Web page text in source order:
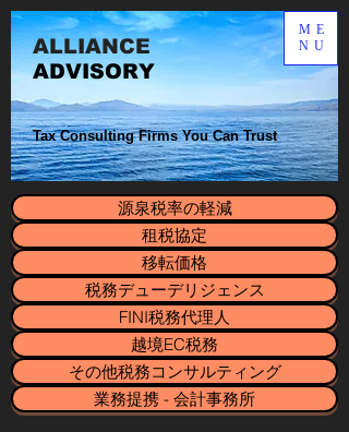
Tax Consulting Firms You Can Trust
ME
NU
ALLIANCE​
ADVISORY
源泉税率の軽減
租税協定
移転価格
税務デューデリジェンス
FINI税務代理人
越境EC税務
その他税務コンサルティング
業務提携 - 会計事務所